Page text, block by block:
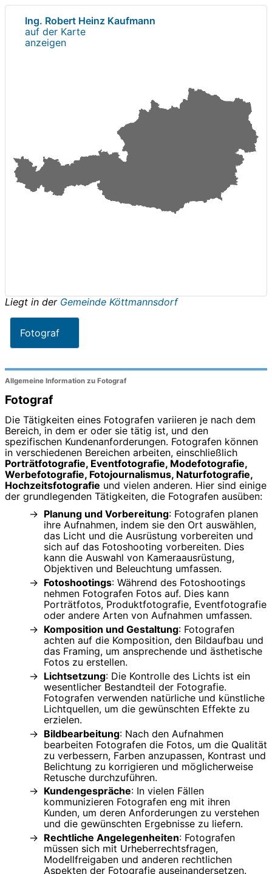
Ing. Robert Heinz Kaufmann
auf der Karte
anzeigen
Liegt in der Gemeinde Köttmannsdorf
Fotograf
Allgemeine Information zu Fotograf
Fotograf
Die Tätigkeiten eines Fotografen variieren je nach dem
Bereich, in dem er oder sie tätig ist, und den
spezifischen Kundenanforderungen. Fotografen können
in verschiedenen Bereichen arbeiten, einschließlich
Porträtfotografie, Eventfotografie, Modefotografie,
Werbefotografie, Fotojournalismus, Naturfotografie,
Hochzeitsfotografie und vielen anderen. Hier sind einige
der grundlegenden Tätigkeiten, die Fotografen ausüben:
Planung und Vorbereitung: Fotografen planen
ihre Aufnahmen, indem sie den Ort auswählen,
das Licht und die Ausrüstung vorbereiten und
sich auf das Fotoshooting vorbereiten. Dies
kann die Auswahl von Kameraausrüstung,
Objektiven und Beleuchtung umfassen.
Fotoshootings: Während des Fotoshootings
nehmen Fotografen Fotos auf. Dies kann
Porträtfotos, Produktfotografie, Eventfotografie
oder andere Arten von Aufnahmen umfassen.
Komposition und Gestaltung: Fotografen
achten auf die Komposition, den Bildaufbau und
das Framing, um ansprechende und ästhetische
Fotos zu erstellen.
Lichtsetzung: Die Kontrolle des Lichts ist ein
wesentlicher Bestandteil der Fotografie.
Fotografen verwenden natürliche und künstliche
Lichtquellen, um die gewünschten Effekte zu
erzielen.
Bildbearbeitung: Nach den Aufnahmen
bearbeiten Fotografen die Fotos, um die Qualität
zu verbessern, Farben anzupassen, Kontrast und
Belichtung zu korrigieren und möglicherweise
Retusche durchzuführen.
Kundengespräche: In vielen Fällen
kommunizieren Fotografen eng mit ihren
Kunden, um deren Anforderungen zu verstehen
und die gewünschten Ergebnisse zu liefern.
Rechtliche Angelegenheiten: Fotografen
müssen sich mit Urheberrechtsfragen,
Modellfreigaben und anderen rechtlichen
Aspekten der Fotografie auseinandersetzen.